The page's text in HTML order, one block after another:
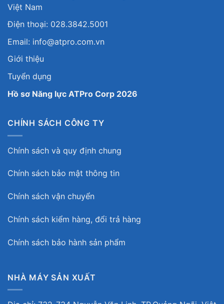
Việt Nam
Điện thoại: 028.3842.5001
Email: info@atpro.com.vn
Giới thiệu
Tuyển dụng
Hồ sơ Năng lực ATPro Corp 2026
CHÍNH SÁCH CÔNG TY
Chính sách và quy định chung
Chính sách bảo mật thông tin
Chính sách vận chuyển
Chính sách kiểm hàng, đổi trả hàng
Chính sách bảo hành sản phẩm
NHÀ MÁY SẢN XUẤT